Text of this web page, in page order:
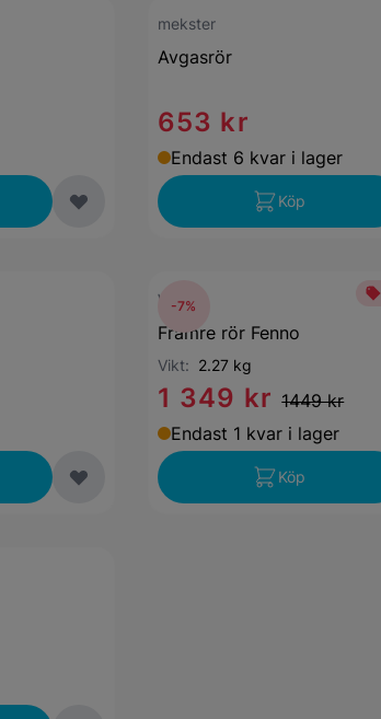
mekster
Avgasrör
653 kr
Endast 6 kvar i lager
Köp
Walker
Främre rör Fenno
Vikt: 2.27 kg
1 349 kr 1449 kr
-7%
Endast 1 kvar i lager
Köp